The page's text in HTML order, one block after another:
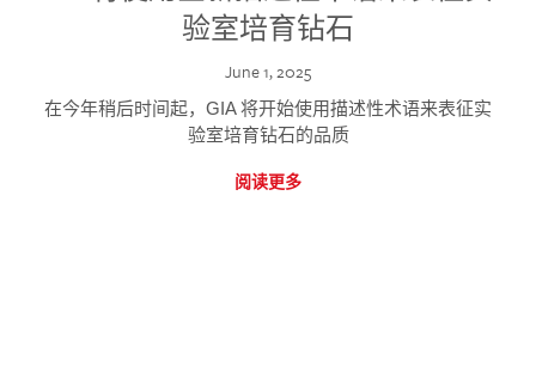
验室培育钻石
June 1, 2025
在今年稍后时间起，GIA 将开始使用描述性术语来表征实
验室培育钻石的品质
阅读更多